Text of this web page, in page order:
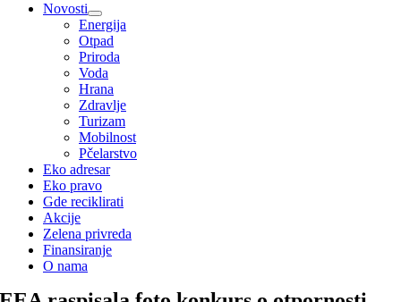
Novosti
Energija
Otpad
Priroda
Voda
Hrana
Zdravlje
Turizam
Mobilnost
Pčelarstvo
Eko adresar
Eko pravo
Gde reciklirati
Akcije
Zelena privreda
Finansiranje
O nama